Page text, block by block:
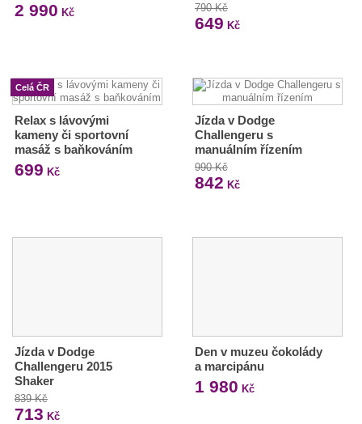
2 990 Kč 790 Kč
649 Kč
Celá ČR
Relax s lávovými
kameny či sportovní
masáž s baňkováním
699 Kč
Jízda v Dodge
Challengeru s
manuálním řízením
990 Kč
842 Kč
Jízda v Dodge
Challengeru 2015
Shaker
839 Kč
713 Kč
Den v muzeu čokolády
a marcipánu
1 980 Kč